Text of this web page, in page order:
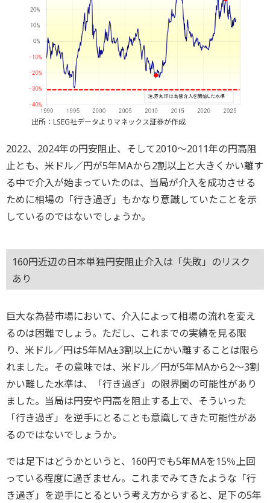
出所：LSEG社データよりマネックス証券が作成
2022、2024年の円安阻止、そして2010～2011年の円高阻
止とも、米ドル／円が5年MAから2割以上と大きくかい離す
る中で介入が始まっていたのは、当局が介入を成功させる
ために相場の「行き過ぎ」もかなり意識していたことを示
しているのではないでしょうか。
160円近辺の日本単独円安阻止介入は「失敗」のリスク
あり
巨大な為替市場において、介入によって相場の流れを変え
るのは困難でしょう。ただし、これまでの実績を見る限
り、米ドル／円は5年MA±3割以上にかい離することは限ら
れました。その意味では、米ドル／円が5年MAから2～3割
かい離した水準は、「行き過ぎ」の限界圏の可能性があり
ました。当局は円安や円高を阻止する上で、そういった
「行き過ぎ」を逆手にとることも意識してきた可能性があ
るのではないでしょうか。
では足下はどうかというと、160円でも5年MAを15％上回
っている程度に過ぎません。これまでみてきたような「行
き過ぎ」を逆手にとるという考え方からすると、足下の5年